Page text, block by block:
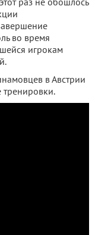
во время
игрокам
в Австрии
тренировки.